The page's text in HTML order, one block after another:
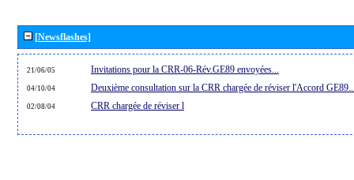
[Newsflashes]
21/06/05 Invitations pour la CRR-06-Rév.GE89 envoyées...
04/10/04 Deuxième consultation sur la CRR chargée de réviser l'Accord
02/08/04 CRR chargée de réviser l